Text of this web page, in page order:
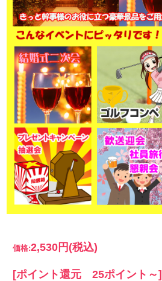
価格:2,530円 (税込)
[ポイント還元 25ポイント～]